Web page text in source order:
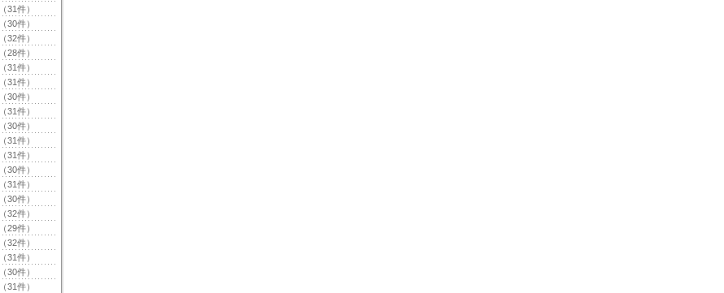
（31件）
（30件）
（32件）
（28件）
（31件）
（31件）
（30件）
（31件）
（30件）
（31件）
（31件）
（30件）
（31件）
（30件）
（32件）
（29件）
（32件）
（31件）
（30件）
（31件）